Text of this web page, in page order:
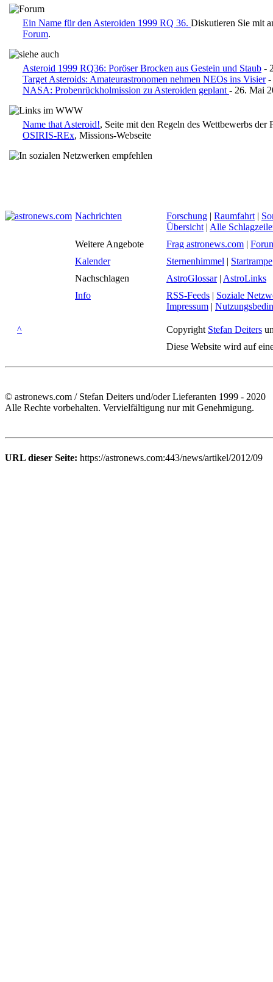
Ein Name für den Asteroiden 1999 RQ 36. Diskutieren Sie mit
Forum.
Asteroid 1999 RQ36: Poröser Brocken aus Gestein und Staub -
Target Asteroids: Amateurastronomen nehmen NEOs ins Visier-
NASA: Probenrückholmission zu Asteroiden geplant - 26. Mai
Name that Asteroid!, Seite mit den Regeln des Wettbewerbs der
OSIRIS-REx, Missions-Webseite
Nachrichten Forschung | Raumfahrt |
Übersicht | Alle
Weitere Angebote
Frag astronews.com |
Kalender
Sternenhimmel | Startrampe
Nachschlagen
AstroGlossar| AstroLinks
Info
RSS-Feeds | Soziale
Impressum |
^ Copyright Stefan Deiters
Diese Website wird auf
© astronews.com / Stefan Deiters und/oder Lieferanten 1999 - 2020
Alle Rechte vorbehalten. Vervielfältigung nur mit Genehmigung.
URL dieser Seite: https://astronews.com:443/news/artikel/2012/09